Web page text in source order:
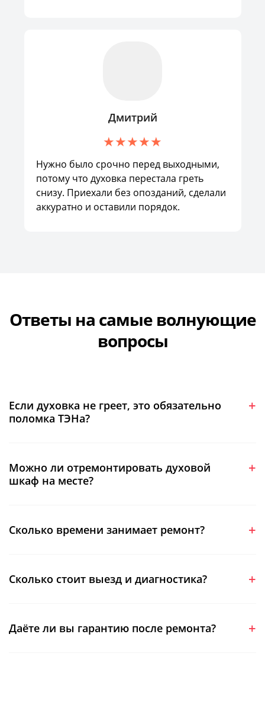
Дмитрий
Нужно было срочно перед выходными,
потому что духовка перестала греть
снизу. Приехали без опозданий, сделали
аккуратно и оставили порядок.
Ответы на самые волнующие
вопросы
Если духовка не греет, это обязательно
поломка ТЭНа?
Можно ли отремонтировать духовой
шкаф на месте?
Сколько времени занимает ремонт?
Сколько стоит выезд и диагностика?
Даёте ли вы гарантию после ремонта?